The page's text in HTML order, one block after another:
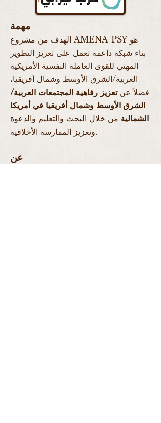
مهمة
الهدف من مشروع AMENA-PSY هو
بناء شبكة داعمة تعمل على تعزيز التطوير
المهني للقوى العاملة النفسية الأمريكية
العربية/الشرق الأوسط وشمال أفريقيا،
فضلاً عنتعزيز رفاهية المجتمعات العربية/
الشرق الأوسط وشمال أفريقيا في أمريكا
الشمالية من خلال البحث والتعليم والدعوة
وتعزيز الممارسة الأخلاقية.
عن